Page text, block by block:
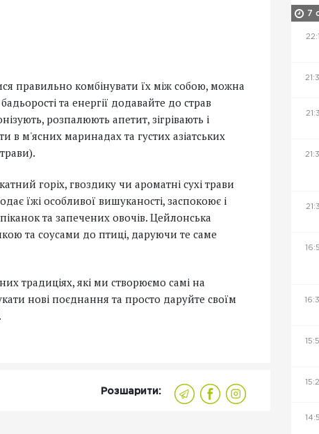
правильно комбінувати їх між собою, можна
та енергії додавайте до страв
розпалюють апетит, зігрівають і
в м'ясних маринадах та густих азіатських
горіх, гвоздику чи ароматні сухі трави
їжі особливої вишуканості, заспокоює і
та запечених овочів. Цейлонська
та соусами до птиці, даруючи те саме
традиціях, які ми створюємо самі на
нові поєднання та просто даруйте своїм
Розшарити:
7